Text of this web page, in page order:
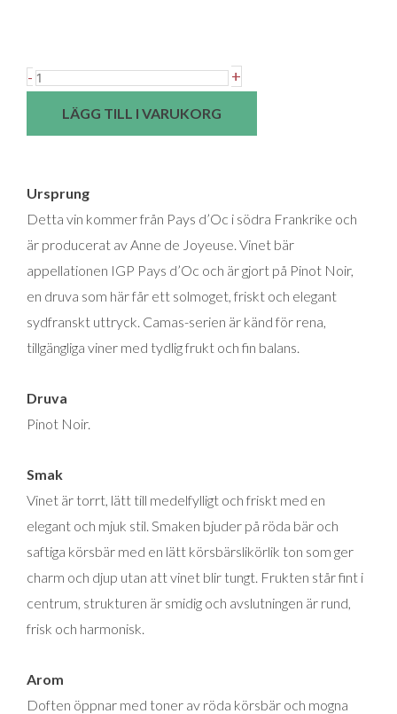
- Anne
Noir
IGP
Screwcap
mängd
+
LÄGG TILL I VARUKORG
Ursprung
Detta vin kommer från Pays d’Oc i södra Frankrike och
är producerat av Anne de Joyeuse. Vinet bär
appellationen IGP Pays d’Oc och är gjort på Pinot Noir,
en druva som här får ett solmoget, friskt och elegant
sydfranskt uttryck. Camas-serien är känd för rena,
tillgängliga viner med tydlig frukt och fin balans.
Druva
Pinot Noir.
Smak
Vinet är torrt, lätt till medelfylligt och friskt med en
elegant och mjuk stil. Smaken bjuder på röda bär och
saftiga körsbär med en lätt körsbärslikörlik ton som ger
charm och djup utan att vinet blir tungt. Frukten står fint i
centrum, strukturen är smidig och avslutningen är rund,
frisk och harmonisk.
Arom
Doften öppnar med toner av röda körsbär och mogna